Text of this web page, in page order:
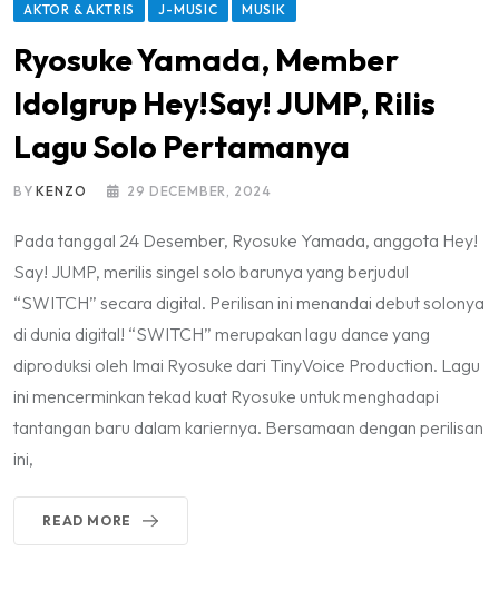
AKTOR & AKTRIS J-MUSIC MUSIK
Ryosuke Yamada, Member
Idolgrup Hey!Say! JUMP, Rilis
Lagu Solo Pertamanya
BYKENZO 29 DECEMBER, 2024
Pada tanggal 24 Desember, Ryosuke Yamada, anggota Hey!
Say! JUMP, merilis singel solo barunya yang berjudul
“SWITCH” secara digital. Perilisan ini menandai debut solonya
di dunia digital! “SWITCH” merupakan lagu dance yang
diproduksi oleh Imai Ryosuke dari TinyVoice Production. Lagu
ini mencerminkan tekad kuat Ryosuke untuk menghadapi
tantangan baru dalam kariernya. Bersamaan dengan perilisan
ini,
READ MORE